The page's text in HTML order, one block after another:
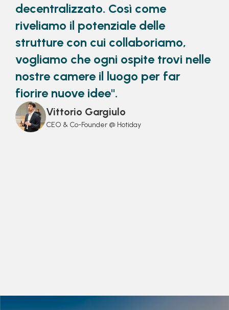
decentralizzato. Così come
riveliamo il potenziale delle
strutture con cui collaboriamo,
vogliamo che ogni ospite trovi nelle
nostre camere il luogo per far
fiorire nuove idee".
Vittorio Gargiulo
CEO & Co-Founder @ Hotiday